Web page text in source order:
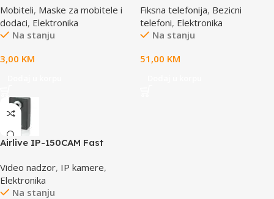
bijela 65x100mm
Mobiteli, Maske za mobitele i
dodaci, Elektronika
Na stanju
3,00 KM
CID
Fiksna telefonija, Bezicni
telefoni, Elektronika
Na stanju
51,00 KM
Airlive IP-150CAM Fast
camera
Video nadzor, IP kamere,
Elektronika
Na stanju